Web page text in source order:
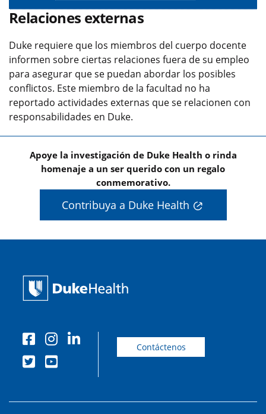
Relaciones externas
Duke requiere que los miembros del cuerpo docente
informen sobre ciertas relaciones fuera de su empleo
para asegurar que se puedan abordar los posibles
conflictos. Este miembro de la facultad no ha
reportado actividades externas que se relacionen con
responsabilidades en Duke.
Apoye la investigación de Duke Health o rinda
homenaje a un ser querido con un regalo
conmemorativo.
Contribuya a Duke Health
Contáctenos